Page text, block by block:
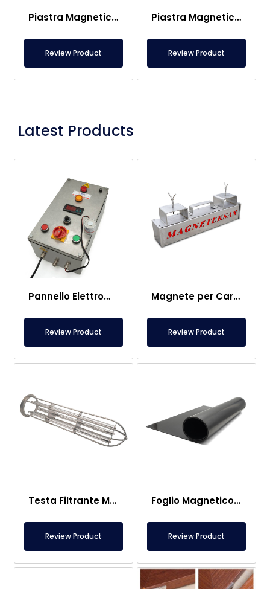
Piastra Magnetica a Cassetto con Ingresso 500×200 mm Uscita 630×200 mm – Completamente Inox – Adatta al Contatto con gli Alimenti
Review Product
Piastra Magnetica a Cassetto con Ingresso Uscita 300x120x42 mm – Completamente Inossidabile – Idonea al Contatto con Alimenti – Certificata
Review Product
Latest Products
Pannello Elettromagnete
Review Product
Magnete per Carrelli Elevatori – Completamente Inossidabile – 10 cm Distanza Efficace – Rilascio Facile con Maniglia
Review Product
Testa Filtrante Magnetica a Sacchetto
Review Product
Foglio Magnetico – Da Calpestio – Sicuro per Alimenti
Review Product